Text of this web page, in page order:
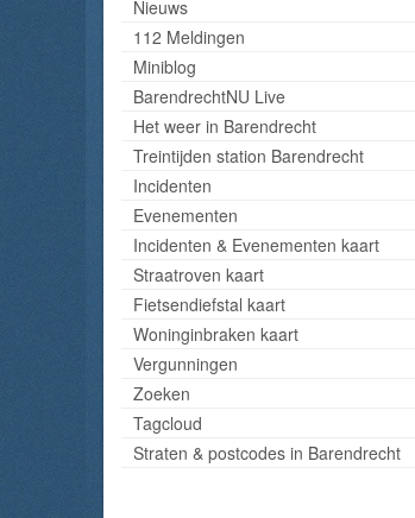
Nieuws
112 Meldingen
Miniblog
BarendrechtNU Live
Het weer in Barendrecht
Treintijden station Barendrecht
Incidenten
Evenementen
Incidenten & Evenementen kaart
Straatroven kaart
Fietsendiefstal kaart
Woninginbraken kaart
Vergunningen
Zoeken
Tagcloud
Straten & postcodes in Barendrecht